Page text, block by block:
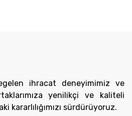
ihracat deneyimimiz ve
yenilikçi ve kaliteli
kararlılığımızı sürdürüyoruz.